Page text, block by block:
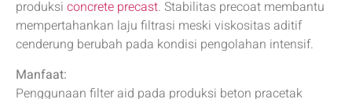
produksi concrete precast. Stabilitas precoat membantu
mempertahankan laju filtrasi meski viskositas aditif
cenderung berubah pada kondisi pengolahan intensif.
Manfaat:
Penggunaan filter aid pada produksi beton pracetak